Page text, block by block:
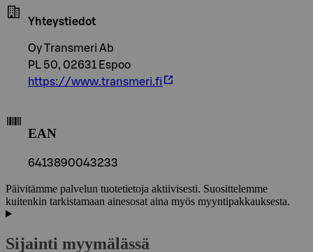
Yhteystiedot
Oy Transmeri Ab
PL 50, 02631 Espoo
https://www.transmeri.fi
EAN
6413890043233
Päivitämme palvelun tuotetietoja aktiivisesti. Suosittelemme
kuitenkin tarkistamaan ainesosat aina myös myyntipakkauksesta.
Sijainti myymälässä